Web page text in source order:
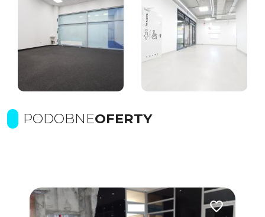
PODOBNEOFERTY
Dodaj do ulubionych Dodaj do